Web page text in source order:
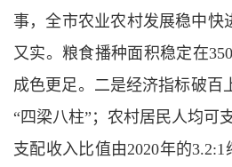
事，全市农业农村发展稳中快
又实。粮食播种面积稳定在
成色更足。二是经济指标破百
“四梁八柱”；农村居民人均可
支配收入比值由2020年的